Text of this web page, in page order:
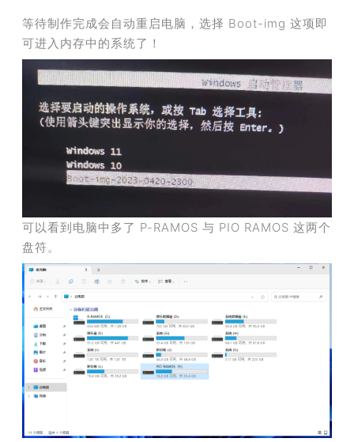
等待制作完成会自动重启电脑，选择 Boot-img 这项即
可进入内存中的系统了！
可以看到电脑中多了 P-RAMOS 与 PIO RAMOS 这两个
盘符。